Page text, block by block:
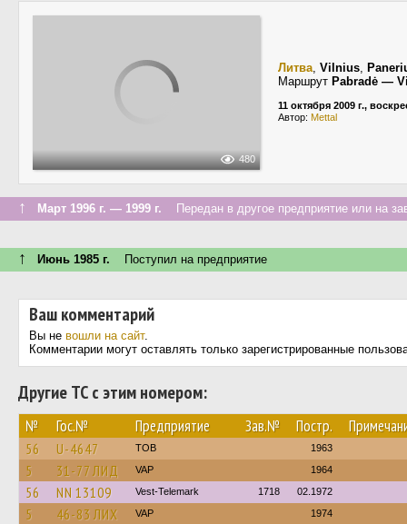
480
Литва, Vilnius,
Маршрут Pabradė —
11 октября 2009 г.,
Автор: Mettal
↑ Март 1996 г. — 1999 г. Передан в другое предприятие или на
↑ Июнь 1985 г. Поступил на предприятие
Ваш комментарий
Вы не вошли на сайт.
Комментарии могут оставлять только зарегистрированные
Другие ТС с этим номером:
№ Гос.№ Предприятие Зав.№ Постр.
56 U-4647 TOB 1963
5 31-77 ЛИД VAP 1964
56 NN 13109 Vest-Telemark 1718 02.1972
5 46-83 ЛИХ VAP 1974